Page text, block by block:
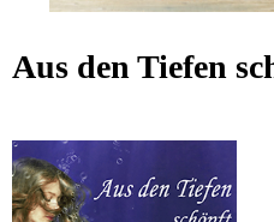
Aus den Tiefen